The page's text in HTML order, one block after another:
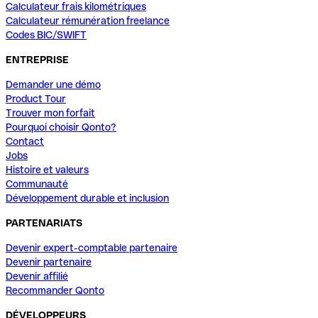
Calculateur frais kilométriques
Calculateur rémunération freelance
Codes BIC/SWIFT
ENTREPRISE
Demander une démo
Product Tour
Trouver mon forfait
Pourquoi choisir Qonto?
Contact
Jobs
Histoire et valeurs
Communauté
Développement durable et inclusion
PARTENARIATS
Devenir expert-comptable partenaire
Devenir partenaire
Devenir affilié
Recommander Qonto
DÉVELOPPEURS